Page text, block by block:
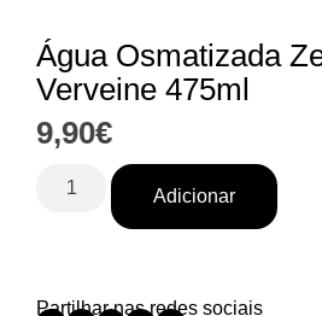
Água Osmatizada
Verveine 475ml
9,90€
Adicionar
Partilhar nas redes sociais